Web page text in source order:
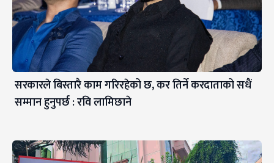
सरकारले बिस्तारै काम गरिरहेको छ, कर तिर्ने करदाताको सधैं
सम्मान हुनुपर्छ : रवि लामिछाने